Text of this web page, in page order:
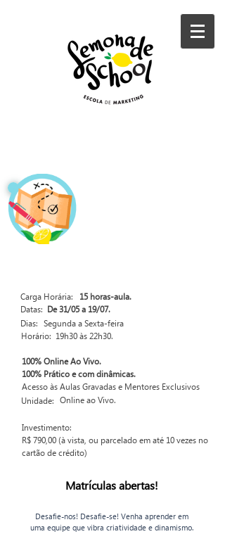
Carga Horária:
15 horas-aula.
Datas: De 31/05 a 19/07.
Dias: Segunda a Sexta-feira
Horário: 19h30 às 22h30.
100% Online Ao Vivo.
100% Prático e com dinâmicas.
Acesso às Aulas Gravadas e Mentores Exclusivos
Unidade: Online ao Vivo.
Investimento:
R$ 790,00 (à vista, ou parcelado em até 10 vezes no
cartão de crédito)
Matrículas abertas!
Desafie-nos! Desafie-se! Venha aprender em
uma equipe que vibra criatividade e dinamismo.